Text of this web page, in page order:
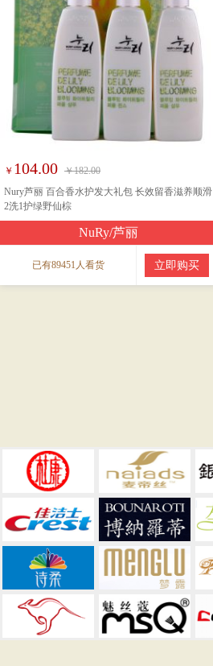
￥ 104.00 ￥182.00
Nury芦丽 百合香水护发大礼包 长效留香滋养顺滑
2洗1护绿野仙棕
NuRy/芦丽
已有89451人看货 立即购买